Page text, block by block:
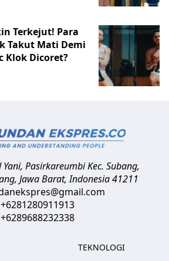
Terkejut! Para
Takut Mati Demi
Klok Dicoret?
Yani, Pasirkareumbi Kec. Subang,
Jawa Barat,Indonesia41211
+6281280911913
+6289688232338
TEKNOLOGI